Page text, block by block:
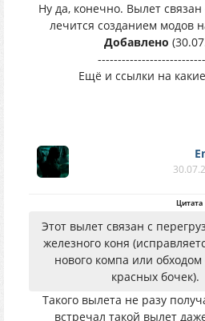
Ну да, конечно. Вылет
лечится созданием модов
Добавлено
Ещё и ссылки на
Цитата
Этот вылет связан с
железного коня
нового компа или обходом
красных бочек).
Такого вылета не разу
встречал такой вылет